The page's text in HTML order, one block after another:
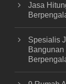
Jasa
Spesialis
Bangunan